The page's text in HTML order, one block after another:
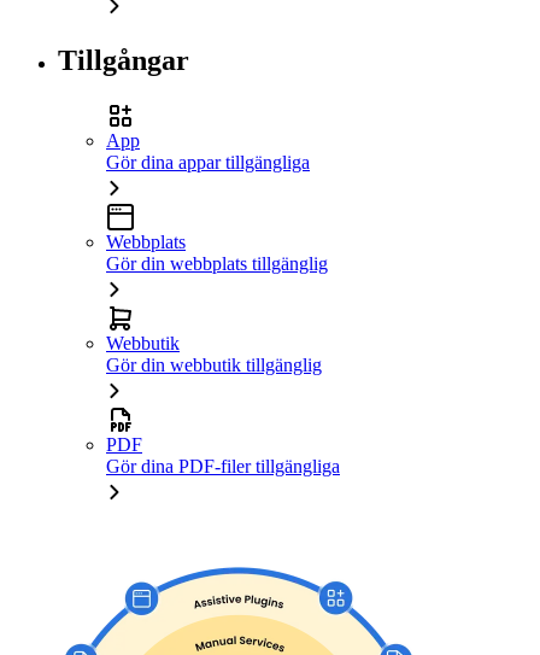
Tillgångar
App
Gör dina appar tillgängliga
Webbplats
Gör din webbplats tillgänglig
Webbutik
Gör din webbutik tillgänglig
PDF
Gör dina PDF-filer tillgängliga